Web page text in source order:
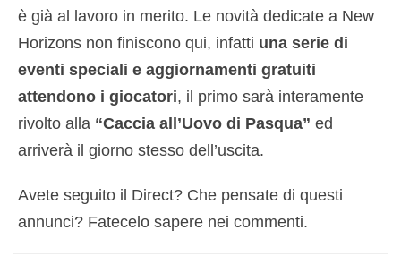
è già al lavoro in merito. Le novità dedicate a New
Horizons non finiscono qui, infatti una serie di
eventi speciali e aggiornamenti gratuiti
attendono i giocatori, il primo sarà interamente
rivolto alla “Caccia all’Uovo di Pasqua” ed
arriverà il giorno stesso dell’uscita.
Avete seguito il Direct? Che pensate di questi
annunci? Fatecelo sapere nei commenti.